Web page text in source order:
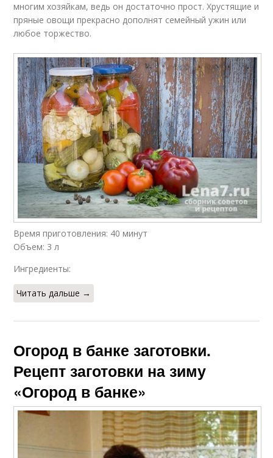
многим хозяйкам, ведь он достаточно прост. Хрустящие и
пряные овощи прекрасно дополнят семейный ужин или
любое торжество.
Время приготовления: 40 минут
Объем: 3 л
Ингредиенты:
Читать дальше →
Огород в банке заготовки.
Рецепт заготовки на зиму
«Огород в банке»